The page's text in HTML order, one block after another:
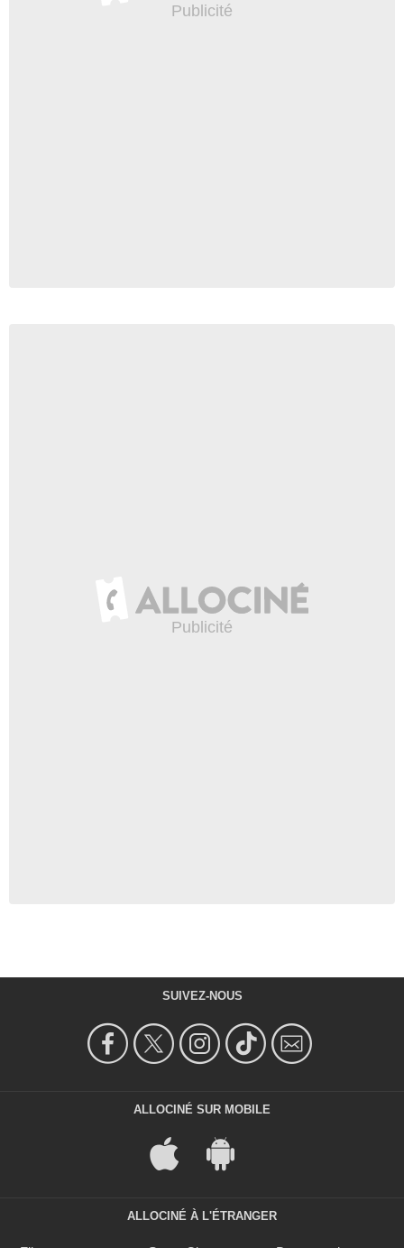
SUIVEZ-NOUS
ALLOCINÉ SUR MOBILE
ALLOCINÉ À L'ÉTRANGER